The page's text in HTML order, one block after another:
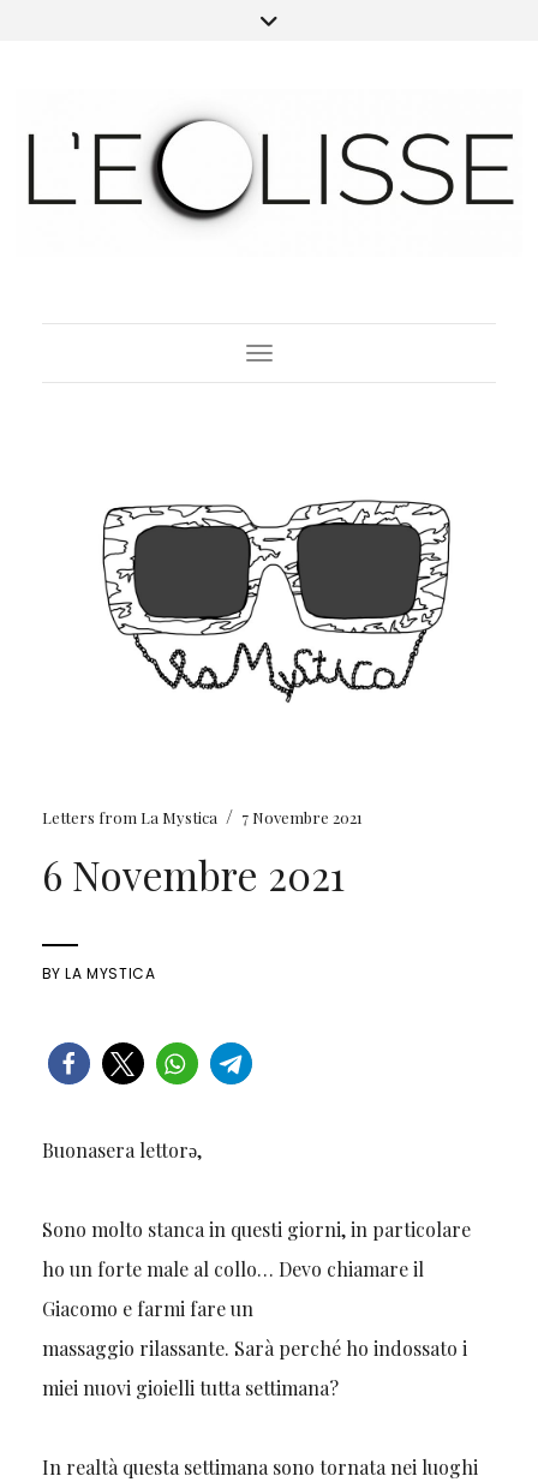
Toggle Navigation
Letters from La Mystica / 7 Novembre 2021
6 Novembre 2021
BYLA MYSTICA
Buonasera lettorә,
Sono molto stanca in questi giorni, in particolare
ho un forte male al collo… Devo chiamare il
Giacomo e farmi fare un
massaggio rilassante. Sarà perché ho indossato i
miei nuovi gioielli tutta settimana?
In realtà questa settimana sono tornata nei luoghi